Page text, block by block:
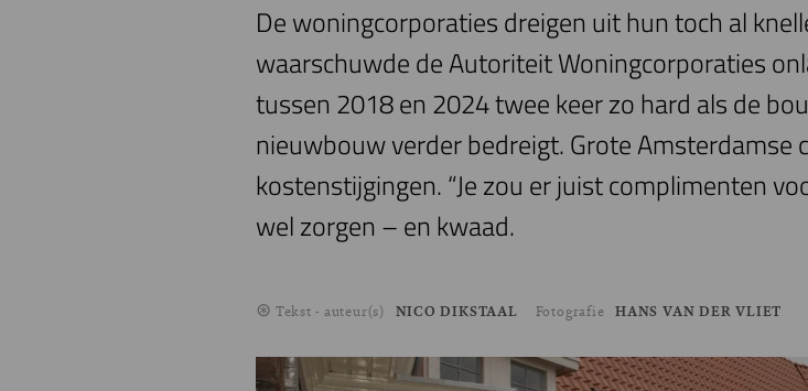
De woningcorporaties dreigen uit hun toch al
waarschuwde de Autoriteit Woningcorporaties
tussen 2018 en 2024 twee keer zo hard als de
nieuwbouw verder bedreigt. Grote Amsterdamse
kostenstijgingen. “Je zou er juist complimenten
wel zorgen – en kwaad.
Tekst - auteur(s) NICO DIKSTAAL Fotografie HANS VAN DER VLIET
Image